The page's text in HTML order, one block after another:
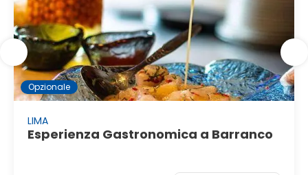
Opzionale
LIMA
Esperienza Gastronomica a Barranco